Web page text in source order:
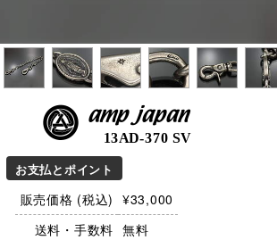
amp japan
13AD-370 SV
お支払とポイント
販売価格 (税込) ¥33,000
送料・手数料 無料